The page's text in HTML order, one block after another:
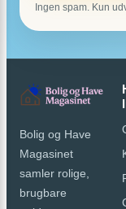
Ingen spam. Kun
Bolig og Have
Magasinet
samler rolige,
brugbare